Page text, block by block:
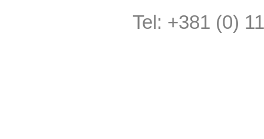
Tel: +381 (0)